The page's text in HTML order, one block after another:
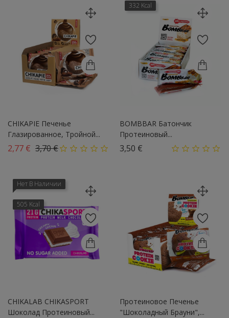
CHIKAPIE Печенье
Глазированное, Тройной...
2,77 € Базовая цена
3,70 €Цена
332 Kcal
BOMBBAR Батончик
Протеиновый...
3,50 €
Нет В Наличии
505 Kcal
CHIKALAB CHIKASPORT
Шоколад Протеиновый...
Протеиновое Печенье
"Шоколадный Брауни",...